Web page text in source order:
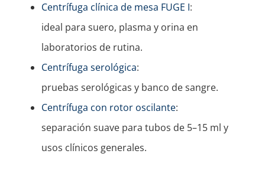
Centrífuga clínica de mesa FUGE I:
ideal para suero, plasma y orina en
laboratorios de rutina.
Centrífuga serológica:
pruebas serológicas y banco de sangre.
Centrífuga con rotor oscilante:
separación suave para tubos de 5–15 ml y
usos clínicos generales.